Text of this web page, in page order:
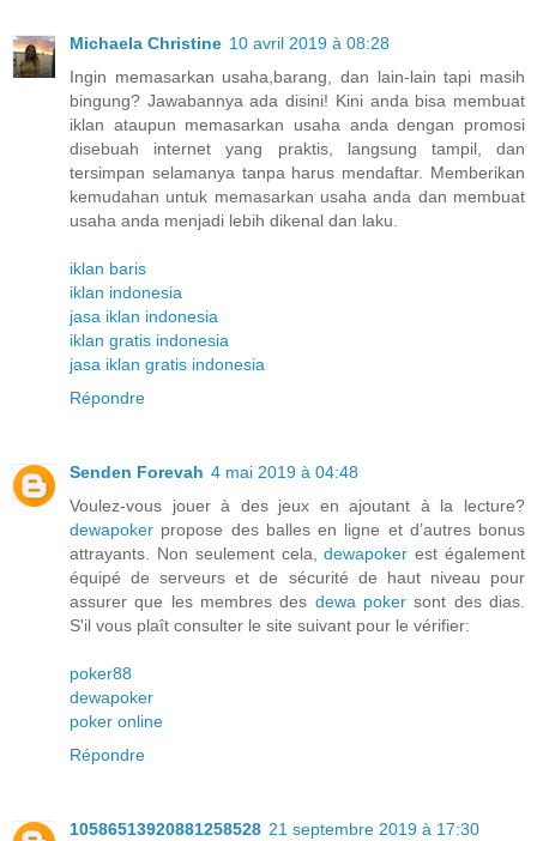
Michaela Christine 10 avril 2019 à 08:28
Ingin memasarkan usaha,barang, dan lain-lain tapi masih
bingung? Jawabannya ada disini! Kini anda bisa membuat
iklan ataupun memasarkan usaha anda dengan promosi
disebuah internet yang praktis, langsung tampil, dan
tersimpan selamanya tanpa harus mendaftar. Memberikan
kemudahan untuk memasarkan usaha anda dan membuat
usaha anda menjadi lebih dikenal dan laku.
iklan baris
iklan indonesia
jasa iklan indonesia
iklan gratis indonesia
jasa iklan gratis indonesia
Répondre
Senden Forevah 4 mai 2019 à 04:48
Voulez-vous jouer à des jeux en ajoutant à la lecture?
dewapoker propose des balles en ligne et d’autres bonus
attrayants. Non seulement cela,dewapoker est également
équipé de serveurs et de sécurité de haut niveau pour
assurer que les membres des dewa poker sont des dias.
S'il vous plaît consulter le site suivant pour le vérifier:
poker88
dewapoker
poker online
Répondre
10586513920881258528 21 septembre 2019 à 17:30